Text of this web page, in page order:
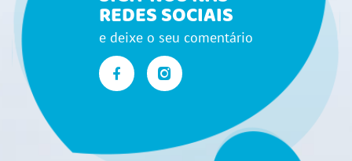
REDES SOCIAIS
e deixe o seu comentário